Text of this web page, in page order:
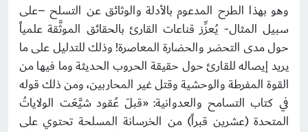
وهو بهذا الطرح المدعوم بالأدلة والوثائق عن التسلح –على
سبيل المثال- يُعزِّز قناعات القارئ بالحقائق الموثَّقة علمياً
حول مدى التحضر والحضارة المعاصرة! وذلك للتدليل على ما
يريد إيصاله للقارئ حول حقيقة الحروب الحديثة وما فيها من
القوة المفرطة والوحشية وقتل غير المحاربين، ومن ذلك قوله
في كتاب التسامح والعدوانية: «قبلَ عُقود شيَّعَت الولاياتُ
المتحدة (عشرين قبراً) من الخرسانة المسلحة تحتوي على